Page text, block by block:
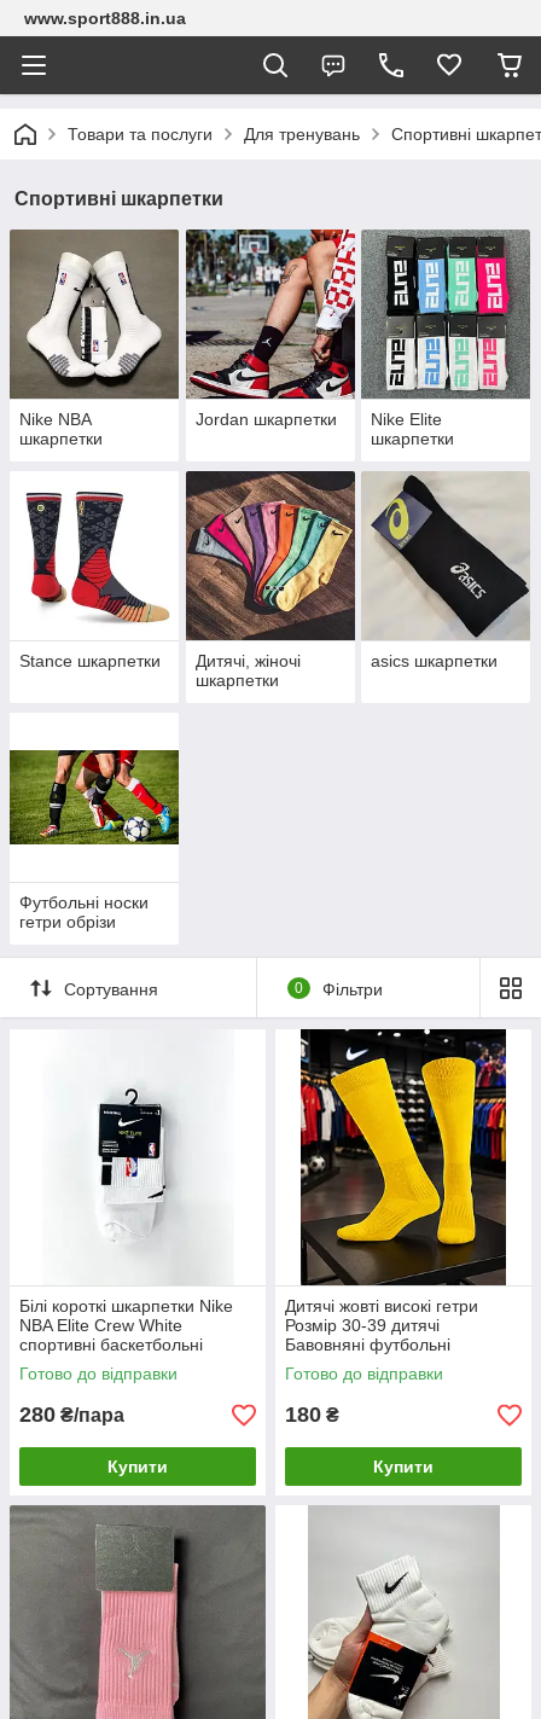
www.sport888.in.ua
Товари та послуги Для тренувань Спортивні
Спортивні шкарпетки
Nike NBA
шкарпетки
Jordan шкарпетки
Nike Elite
шкарпетки
Stance шкарпетки
Дитячі, жіночі
шкарпетки
asics шкарпетки
Футбольні носки
гетри обрізи
Сортування 0 Фільтри
Білі короткі шкарпетки Nike
NBA Elite Crew White
спортивні баскетбольні
Готово до відправки
280 ₴/пара
Купити
Дитячі жовті високі гетри
Розмір 30-39 дитячі
Бавовняні футбольні
спортивні професійні
шкарпетки
Готово до відправки
180 ₴
Купити